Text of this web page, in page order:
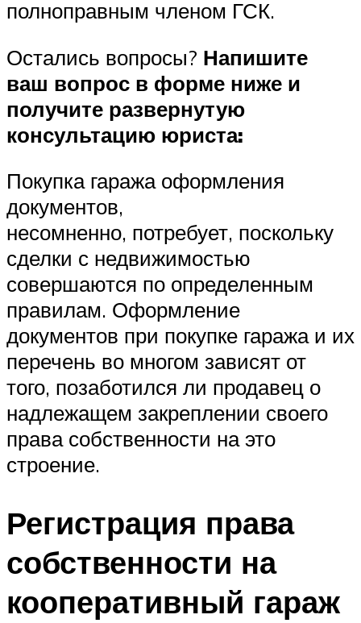
полноправным членом ГСК.
Остались вопросы? Напишите
ваш вопрос в форме ниже и
получите развернутую
консультацию юриста:
Покупка гаража оформления
документов,
несомненно, потребует, поскольку
сделки с недвижимостью
совершаются по определенным
правилам. Оформление
документов при покупке гаража и их
перечень во многом зависят от
того, позаботился ли продавец о
надлежащем закреплении своего
права собственности на это
строение.
Регистрация права
собственности на
кооперативный гараж